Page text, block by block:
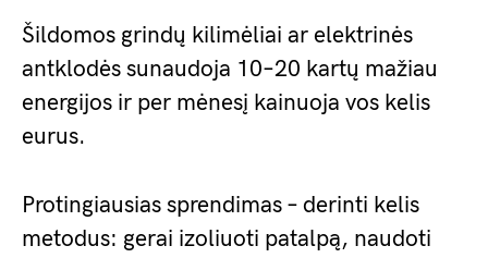
Šildomos grindų kilimėliai ar elektrinės
antklodės sunaudoja 10–20 kartų mažiau
energijos ir per mėnesį kainuoja vos kelis
eurus.
Protingiausias sprendimas – derinti kelis
metodus: gerai izoliuoti patalpą, naudoti